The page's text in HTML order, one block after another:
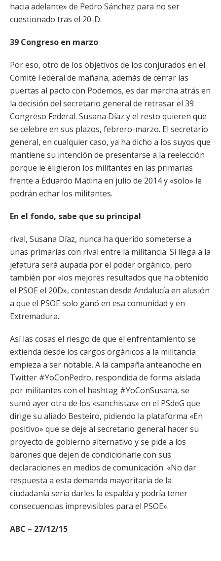
hacia adelante» de Pedro Sánchez para no ser
cuestionado tras el 20-D.
39 Congreso en marzo
Por eso, otro de los objetivos de los conjurados en el
Comité Federal de mañana, además de cerrar las
puertas al pacto con Podemos, es dar marcha atrás en
la decisión del secretario general de retrasar el 39
Congreso Federal. Susana Díaz y el resto quieren que
se celebre en sus plazos, febrero-marzo. El secretario
general, en cualquier caso, ya ha dicho a los suyos que
mantiene su intención de presentarse a la reelección
porque le eligieron los militantes en las primarias
frente a Eduardo Madina en julio de 2014 y «solo» le
podrán echar los militantes.
En el fondo, sabe que su principal
rival, Susana Díaz, nunca ha querido someterse a
unas primarias con rival entre la militancia. Si llega a la
jefatura será aupada por el poder orgánico, pero
también por «los mejores resultados que ha obtenido
el PSOE el 20D», contestan desde Andalucía en alusión
a que el PSOE solo ganó en esa comunidad y en
Extremadura.
Así las cosas el riesgo de que el enfrentamiento se
extienda desde los cargos orgánicos a la militancia
empieza a ser notable. A la campaña anteanoche en
Twitter #YoConPedro, respondida de forma aislada
por militantes con el hashtag #YoConSusana, se
sumó ayer otra de los «sanchistas» en el PSdeG que
dirige su aliado Besteiro, pidiendo la plataforma «En
positivo» que se deje al secretario general hacer su
proyecto de gobierno alternativo y se pide a los
barones que dejen de condicionarle con sus
declaraciones en medios de comunicación. «No dar
respuesta a esta demanda mayoritaria de la
ciudadanía sería darles la espalda y podría tener
consecuencias imprevisibles para el PSOE».
ABC – 27/12/15